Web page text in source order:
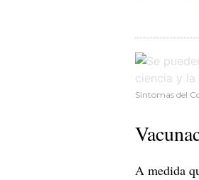
Síntomas del
A medida